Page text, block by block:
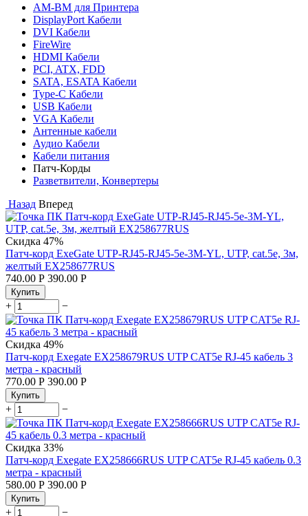
AM-BM для Принтера
DisplayPort Кабели
DVI Кабели
FireWire
HDMI Кабели
PCI, ATX, FDD
SATA, ESATA Кабели
Type-C Кабели
USB Кабели
VGA Кабели
Антенные кабели
Аудио Кабели
Кабели питания
Патч-Корды
Разветвители, Конвертеры
Назад Вперед
Скидка 47%
Патч-корд ExeGate UTP-RJ45-RJ45-5e-3M-YL, UTP, cat.5e, 3м,
желтый EX258677RUS
740.00 Р 390.00 Р
Купить
+ −
Скидка 49%
Патч-корд Exegate EX258679RUS UTP CAT5e RJ-45 кабель 3
метра - красный
770.00 Р 390.00 Р
Купить
+ −
Скидка 33%
Патч-корд Exegate EX258666RUS UTP CAT5e RJ-45 кабель 0.3
метра - красный
580.00 Р 390.00 Р
Купить
+ −